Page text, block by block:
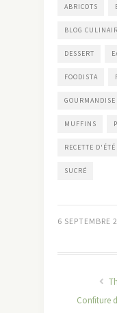
ABRICOTS
BLOG
DESSERT
FOODISTA
GOURMANDISE
MUFFINS
RECETTE D'ÉTÉ
SUCRÉ
6 SEPTEMBRE
Confiture